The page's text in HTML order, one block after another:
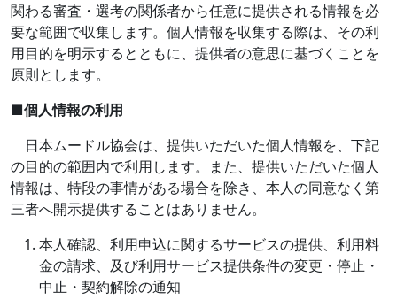
関わる審査・選考の関係者から任意に提供される情報を必
要な範囲で収集します。個人情報を収集する際は、その利
用目的を明示するとともに、提供者の意思に基づくことを
原則とします。
■個人情報の利用
日本ムードル協会は、提供いただいた個人情報を、下記
の目的の範囲内で利用します。また、提供いただいた個人
情報は、特段の事情がある場合を除き、本人の同意なく第
三者へ開示提供することはありません。
本人確認、利用申込に関するサービスの提供、利用料
金の請求、及び利用サービス提供条件の変更・停止・
中止・契約解除の通知